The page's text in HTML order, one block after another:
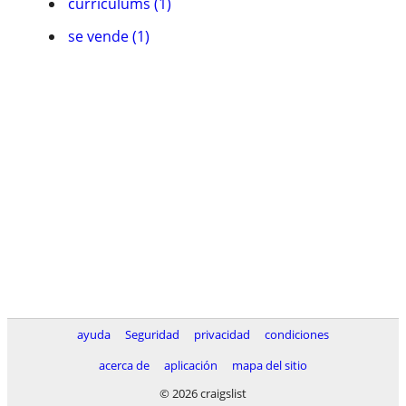
se vende (1)
ayuda Seguridad privacidad
condiciones
acerca de
aplicación
mapa del sitio
© 2026 craigslist